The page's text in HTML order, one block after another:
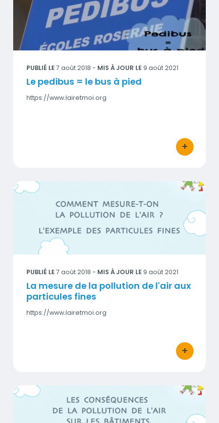
Visuel
PUBLIÉ LE 7 août 2018 - MIS À JOUR LE 9 août 2021
Le pedibus = le bus à pied
https://www.lairetmoi.org
+
bouton
La mesure de la pollution de l'air aux particules fines
PUBLIÉ LE 7 août 2018 - MIS À JOUR LE 9 août 2021
La mesure de la pollution de l'air aux
particules fines
https://www.lairetmoi.org
+
bouton
Les conséquences de la pollution de l’air sur les bâtiments